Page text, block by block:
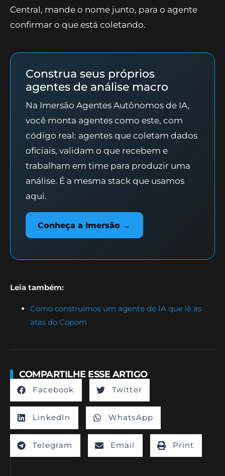
Central, mande o nome junto, para o agente
confirmar o que está coletando.
Construa seus próprios
agentes de análise macro
Na Imersão Agentes Autônomos de IA,
você monta agentes como este, com
código real: agentes que coletam dados
oficiais, validam o que recebem e
trabalham em time para produzir uma
análise. É a mesma stack que usamos
aqui.
Conheça a Imersão →
Leia também:
Como construímos um agente de IA que lê as
atas do Copom
COMPARTILHE ESSE ARTIGO
Facebook Twitter
LinkedIn WhatsApp
Telegram Email Print